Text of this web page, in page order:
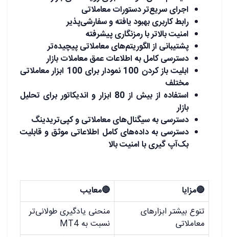
اجرای سریع‌تر دستورات معاملاتی
رابط کاربری بهبود یافته و سفارشی‌پذیر
امنیت بالاتر با رمزنگاری پیشرفته
پشتیبانی از الگوریتم‌های معاملاتی پیچیده‌تر
دسترسی کامل به اطلاعات عمق معاملات بازار
ابلیت باز کردن 100 نمودار برای 100 ابزار معاملاتی
مختلف
استفاده از بیش از 80 ابزار و اندیکاتور برای تحلیل
بازار
دسترسی به سیگنال‌های معاملاتی و کپی‌تریدینگ
دسترسی به داده‌های کامل اطلاعاتی موثق و قابلیت
بک‌آپ گیری با امنیت بالا
🔴مزایا 🔴معایب
تنوع بیشتر ابزارهای
معاملاتی
منحنی یادگیری طولانی‌تر
نسبت به MT4